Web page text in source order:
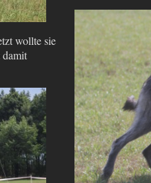
wollte sie
damit